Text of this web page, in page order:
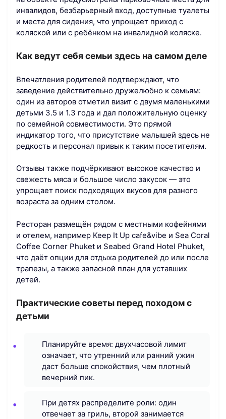
инвалидов, безбарьерный вход, доступные туалеты
и места для сидения, что упрощает приход с
коляской или с ребёнком на инвалидной коляске.
Как ведут себя семьи здесь на самом деле
Впечатления родителей подтверждают, что
заведение действительно дружелюбно к семьям:
один из авторов отметил визит с двумя маленькими
детьми 3.5 и 1.3 года и дал положительную оценку
по семейной совместимости. Это прямой
индикатор того, что присутствие малышей здесь не
редкость и персонал привык к таким посетителям.
Отзывы также подчёркивают высокое качество и
свежесть мяса и большое число закусок — это
упрощает поиск подходящих вкусов для разного
возраста за одним столом.
Ресторан размещён рядом с местными кофейнями
и отелем, например Keep It Up cafe&vibe и Sea Coral
Coffee Corner Phuket и Seabed Grand Hotel Phuket,
что даёт опции для отдыха родителей до или после
трапезы, а также запасной план для уставших
детей.
Практические советы перед походом с
детьми
Планируйте время: двухчасовой лимит
означает, что утренний или ранний ужин
даст больше спокойствия, чем плотный
вечерний пик.
При детях распределите роли: один
отвечает за гриль, второй занимается